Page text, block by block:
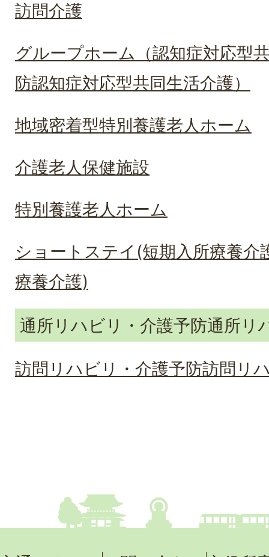
訪問介護
グループホーム（認知症対応型
防認知症対応型共同生活介護）
地域密着型特別養護老人ホーム
介護老人保健施設
特別養護老人ホーム
ショートステイ(短期入所療養介
療養介護)
通所リハビリ・介護予防通所リ
訪問リハビリ・介護予防訪問リ